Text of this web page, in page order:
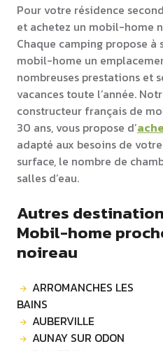
Pour votre résidence
et achetez un mobil-home
Chaque camping propose à
mobil-home un
nombreuses prestations et
vacances toute l’année.
constructeur français de
30 ans, vous propose d’
adapté aux besoins de
surface, le nombre de
salles d’eau.
Autres
Mobil-home
noireau
ARROMANCHES LES
BAINS
AUBERVILLE
AUNAY SUR ODON